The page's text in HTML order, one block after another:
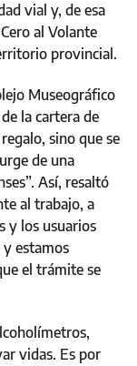
vial y, de esa
al Volante
provincial.
Museográfico
la cartera de
sino que se
de una
Así, resaltó
al trabajo, a
y los usuarios
estamos
el trámite se
vidas. Es por